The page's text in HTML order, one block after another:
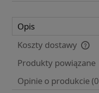
Opis
Koszty dostawy
Cena nie zawiera
Produkty powiązane
Opinie o produkcie